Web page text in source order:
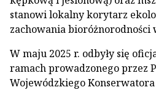
stanowi lokalny korytarz
zachowania bioróżnorodności
W maju 2025 r. odbyły się
ramach prowadzonego przez
Wojewódzkiego